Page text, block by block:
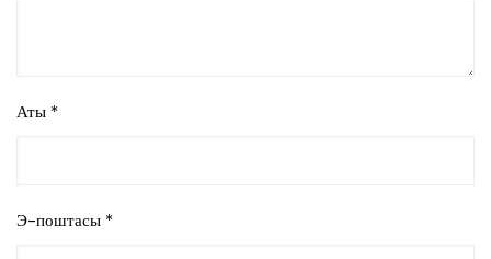
Аты *
Э-поштасы *